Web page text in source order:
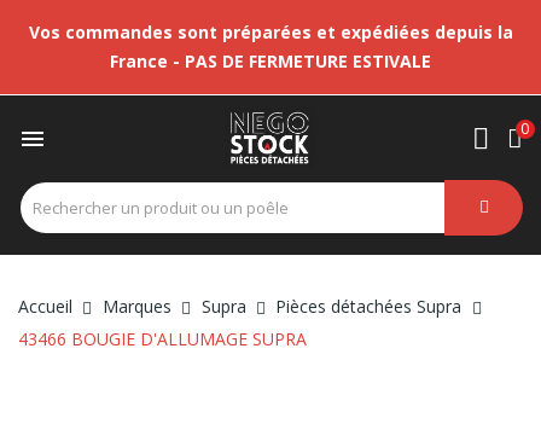
Vos commandes sont préparées et expédiées depuis la
France - PAS DE FERMETURE ESTIVALE
 0
Accueil Marques Supra
Pièces détachées Supra
43466 BOUGIE D'ALLUMAGE SUPRA